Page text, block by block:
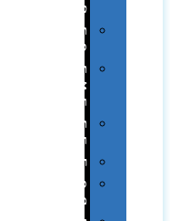
טיולים
תיקי
ספורט
תיקי
ומכתביות
תערוכות
וכנסים
רמקולים
סוכריות
ממותגות